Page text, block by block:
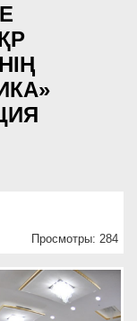
Просмотры: 284